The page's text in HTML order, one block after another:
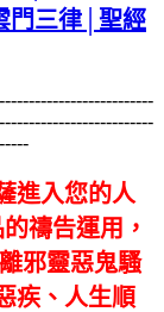
門三律│聖經
進入您的人
禱告運用，
邪靈惡鬼騷
疾、人生順